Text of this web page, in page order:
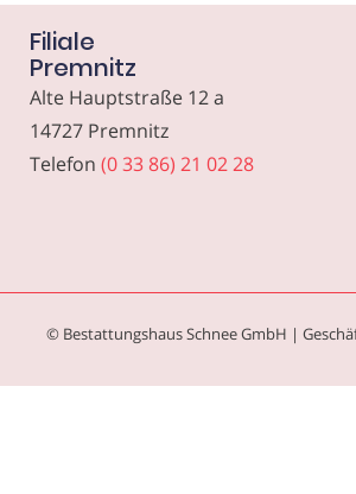
Filiale
Premnitz
Alte Hauptstraße 12 a
14727 Premnitz
Telefon (0 33 86) 21 02 28
© Bestattungshaus Schnee GmbH |